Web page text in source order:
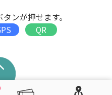
ンが押せます。
QR